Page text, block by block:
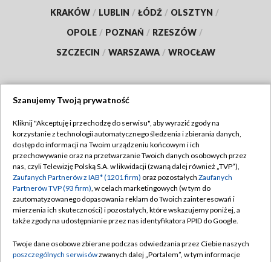
KRAKÓW / LUBLIN / ŁÓDŹ / OLSZTYN /
OPOLE / POZNAŃ / RZESZÓW /
SZCZECIN / WARSZAWA / WROCŁAW
TVP
Abonament TVP
Emisja w TVP
Centrum informacji TVP
Naziemna Telewizja Cyfrowa
Rada Programowa
Regulamin TVP
Polityka prywatności
Moje zgody
Pomoc
Kontakt
Szanujemy Twoją prywatność
Kliknij "Akceptuję i przechodzę do serwisu", aby wyrazić zgody na
korzystanie z technologii automatycznego śledzenia i zbierania danych,
dostęp do informacji na Twoim urządzeniu końcowym i ich
przechowywanie oraz na przetwarzanie Twoich danych osobowych przez
nas, czyli Telewizję Polską S.A. w likwidacji (zwaną dalej również „TVP”),
Zaufanych Partnerów z IAB* (1201 firm) oraz pozostałych Zaufanych
Partnerów TVP (93 firm), w celach marketingowych (w tym do
zautomatyzowanego dopasowania reklam do Twoich zainteresowań i
mierzenia ich skuteczności) i pozostałych, które wskazujemy poniżej, a
także zgody na udostępnianie przez nas identyfikatora PPID do Google.
Twoje dane osobowe zbierane podczas odwiedzania przez Ciebie naszych
poszczególnych serwisówzwanych dalej „Portalem”, w tym informacje